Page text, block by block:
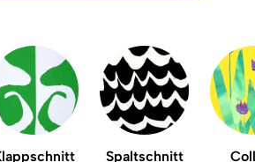
Spaltschnitt